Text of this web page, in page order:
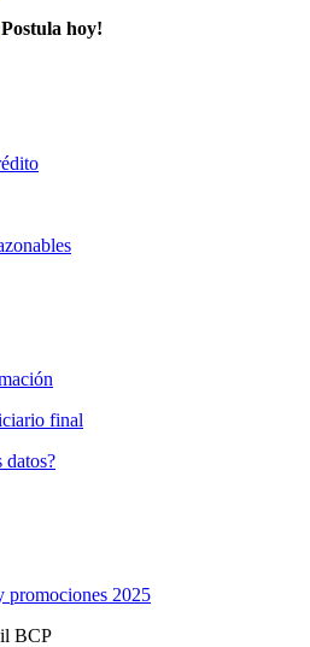
hoy!
final
datos?
promociones 2025
BCP